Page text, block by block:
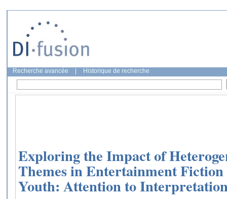
Recherche avancée Historique de recherche
Exploring the Impact of
Themes in Entertainment
Youth: Attention to